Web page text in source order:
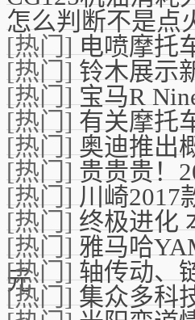
怎么判断不是点
[热门]电喷摩托
[热门]铃木展示
[热门]宝马R
[热门]有关摩托
[热门]奥迪推出
[热门]贵贵贵！
[热门]川崎2017
[热门]终极进化
[热门]雅马哈
元
[热门]轴传动、
[热门]集众多科